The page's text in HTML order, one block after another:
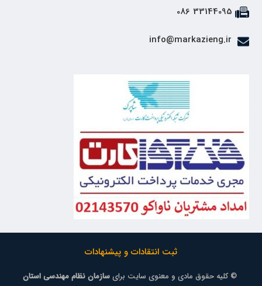
33144095 086
ثبت انتقادات و پیشنهادات
© کلیه حقوق مادی و معنوی سایت برایسازمان نظام مهندسی استان